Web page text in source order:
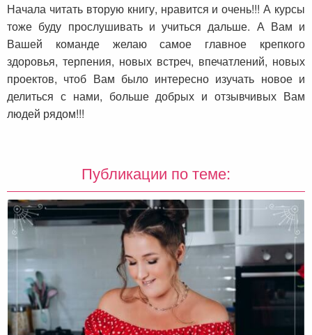
Начала читать вторую книгу, нравится и очень!!! А курсы
тоже буду прослушивать и учиться дальше. А Вам и
Вашей команде желаю самое главное крепкого
здоровья, терпения, новых встреч, впечатлений, новых
проектов, чтоб Вам было интересно изучать новое и
делиться с нами, больше добрых и отзывчивых Вам
людей рядом!!!
Публикации по теме: